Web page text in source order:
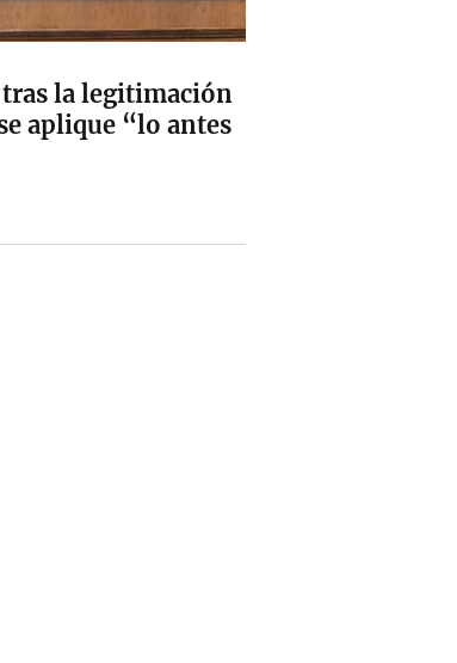
la legitimación
aplique “lo antes